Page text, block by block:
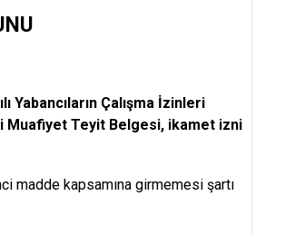
Yabancıların Çalışma İzinleri
Muafiyet Teyit Belgesi, ikamet izni
madde kapsamına girmemesi şartı